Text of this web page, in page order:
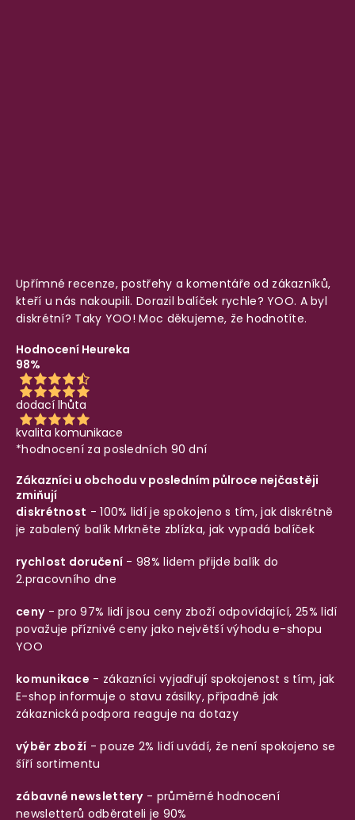
Upřímné recenze, postřehy a komentáře od zákazníků,
kteří u nás nakoupili. Dorazil balíček rychle? YOO. A byl
diskrétní? Taky YOO! Moc děkujeme, že hodnotíte.
Hodnocení Heureka
98%
dodací lhůta
kvalita komunikace
*hodnocení za posledních 90 dní
Zákazníci u obchodu v posledním půlroce nejčastěji
zmiňují
diskrétnost - 100% lidí je spokojeno s tím, jak diskrétně
je zabalený balíkMrkněte zblízka, jak vypadá balíček
rychlost doručení - 98% lidem přijde balík do
2.pracovního dne
ceny- pro 97% lidí jsou ceny zboží odpovídající, 25% lidí
považuje příznivé ceny jako největší výhodu e-shopu
YOO
komunikace - zákazníci vyjadřují spokojenost s tím, jak
E-shop informuje o stavu zásilky, případně jak
zákaznická podpora reaguje na dotazy
výběr zboží - pouze 2% lidí uvádí, že není spokojeno se
šíří sortimentu
zábavné newslettery- průměrné hodnocení
newsletterů odběrateli je 90%